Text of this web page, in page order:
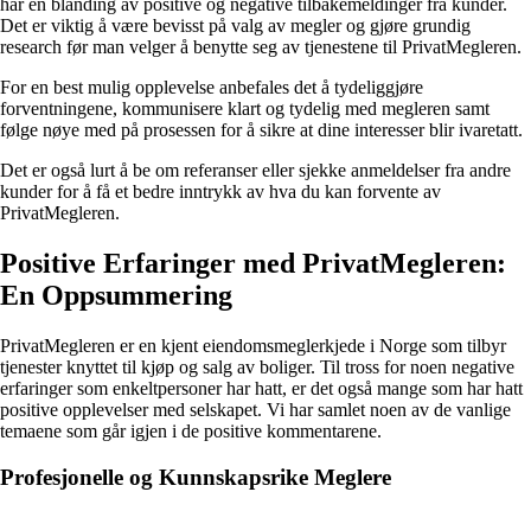
har en blanding av positive og negative tilbakemeldinger fra kunder.
Det er viktig å være bevisst på valg av megler og gjøre grundig
research før man velger å benytte seg av tjenestene til PrivatMegleren.
For en best mulig opplevelse anbefales det å tydeliggjøre
forventningene, kommunisere klart og tydelig med megleren samt
følge nøye med på prosessen for å sikre at dine interesser blir ivaretatt.
Det er også lurt å be om referanser eller sjekke anmeldelser fra andre
kunder for å få et bedre inntrykk av hva du kan forvente av
PrivatMegleren.
Positive Erfaringer med PrivatMegleren:
En Oppsummering
PrivatMegleren er en kjent eiendomsmeglerkjede i Norge som tilbyr
tjenester knyttet til kjøp og salg av boliger. Til tross for noen negative
erfaringer som enkeltpersoner har hatt, er det også mange som har hatt
positive opplevelser med selskapet. Vi har samlet noen av de vanlige
temaene som går igjen i de positive kommentarene.
Profesjonelle og Kunnskapsrike Meglere